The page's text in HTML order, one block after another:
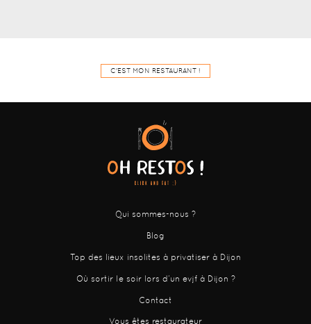
C'EST MON RESTAURANT !
Qui sommes-nous ?
Blog
Top des lieux insolites à privatiser à Dijon
Où sortir le soir lors d’un evjf à Dijon ?
Contact
Vous êtes restaurateur